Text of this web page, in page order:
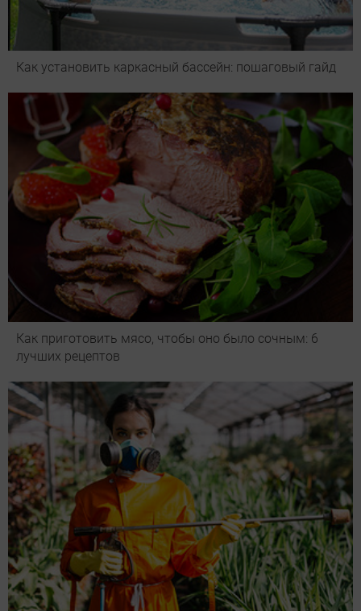
Как установить каркасный бассейн: пошаговый гайд
Как приготовить мясо, чтобы оно было сочным: 6
лучших рецептов